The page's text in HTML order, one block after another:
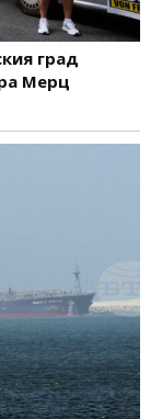
град
Мерц